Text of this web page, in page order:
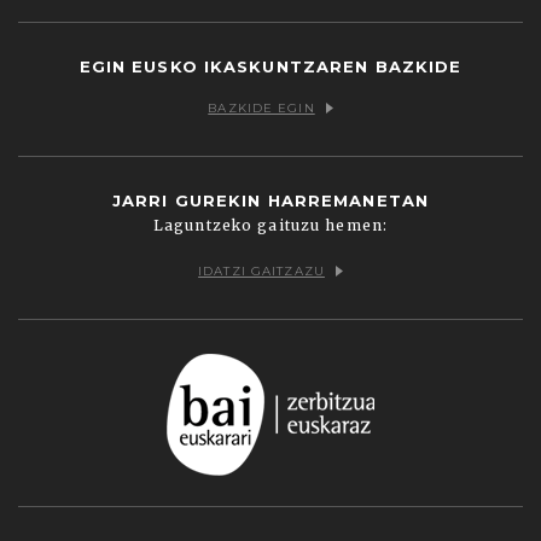
EGIN EUSKO IKASKUNTZAREN BAZKIDE
BAZKIDE EGIN
JARRI GUREKIN HARREMANETAN
Laguntzeko gaituzu hemen:
IDATZI GAITZAZU